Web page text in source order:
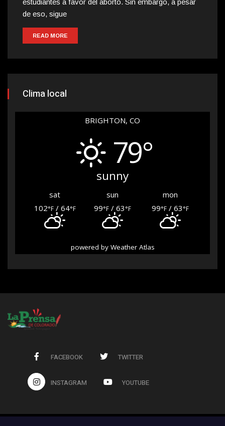
estudiantes a favor del aborto. Sin embargo, a pesar
de eso, sigue
READ MORE
Clima local
BRIGHTON, CO
79°
sunny
sat sun
mon
102°F/ 64°F 99°F/ 63°F 99°F/ 63°F
powered by Weather Atlas
FACEBOOK TWITTER
INSTAGRAM YOUTUBE